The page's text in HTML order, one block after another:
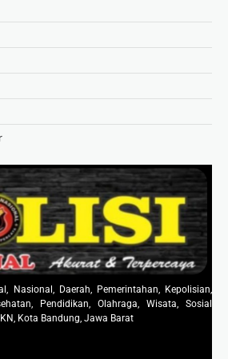
Nasional, Daerah, Pemerintahan, Kepolisian,
Pendidikan, Olahraga, Wisata, Sosial
Kota Bandung, Jawa Barat